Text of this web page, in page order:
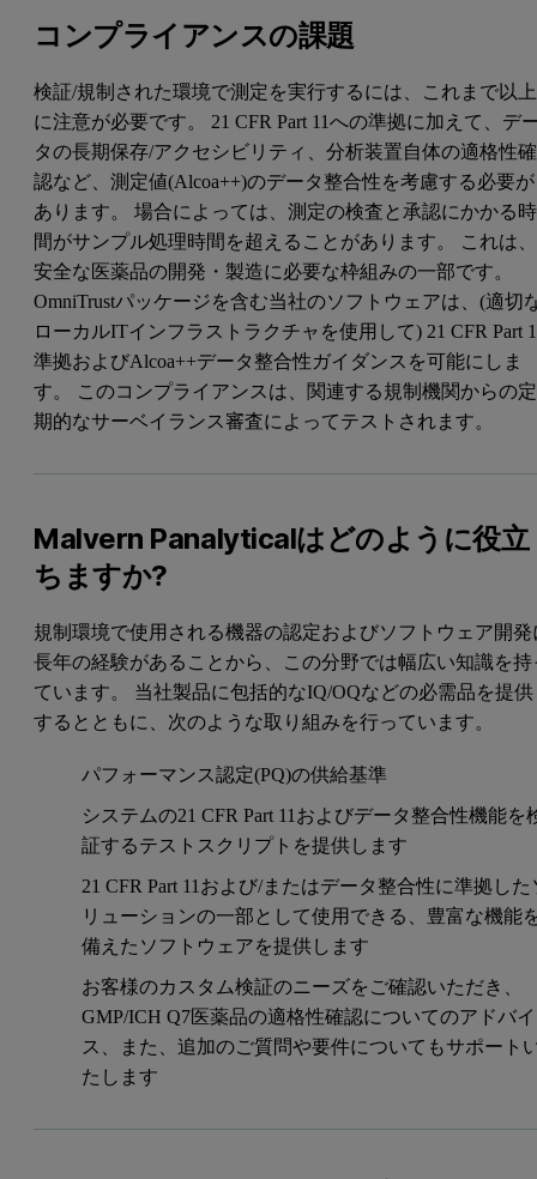
コンプライアンスの課題
検証/規制された環境で測定を実行するには、これまで以上
に注意が必要です。 21 CFR Part 11への準拠に加えて、デ
タの長期保存/アクセシビリティ、分析装置自体の適格性確
認など、測定値(Alcoa++)のデータ整合性を考慮する必要が
あります。 場合によっては、測定の検査と承認にかかる時
間がサンプル処理時間を超えることがあります。 これは、
安全な医薬品の開発・製造に必要な枠組みの一部です。
OmniTrustパッケージを含む当社のソフトウェアは、(適切
ローカルITインフラストラクチャを使用して) 21 CFR Part
準拠およびAlcoa++データ整合性ガイダンスを可能にしま
す。 このコンプライアンスは、関連する規制機関からの定
期的なサーベイランス審査によってテストされます。
Malvern Panalyticalはどのように役立
ちますか?
規制環境で使用される機器の認定およびソフトウェア開発
長年の経験があることから、この分野では幅広い知識を持
ています。 当社製品に包括的なIQ/OQなどの必需品を提供
するとともに、次のような取り組みを行っています。
パフォーマンス認定(PQ)の供給基準
システムの21 CFR Part 11およびデータ整合性機能を
証するテストスクリプトを提供します
21 CFR Part 11および/またはデータ整合性に準拠した
リューションの一部として使用できる、豊富な機能
備えたソフトウェアを提供します
お客様のカスタム検証のニーズをご確認いただき、
GMP/ICH Q7医薬品の適格性確認についてのアドバイ
ス、また、追加のご質問や要件についてもサポート
たします